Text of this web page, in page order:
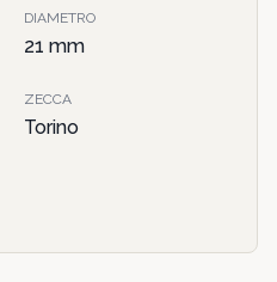
DIAMETRO
21 mm
ZECCA
Torino